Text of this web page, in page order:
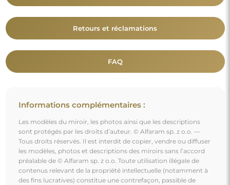
Retours et réclamations
FAQ
Informations complémentaires :
Les modèles du miroir, les photos ainsi que les descriptions
sont protégés par les droits d’auteur. © Alfaram sp. z o.o. —
Tous droits réservés. Il est interdit de copier, vendre ou diffuser
les modèles, photos et descriptions des miroirs sans l’accord
préalable de © Alfaram sp. z o.o. Toute utilisation illégale de
contenus relevant de la propriété intellectuelle (notamment à
des fins lucratives) constitue une contrefaçon, passible de